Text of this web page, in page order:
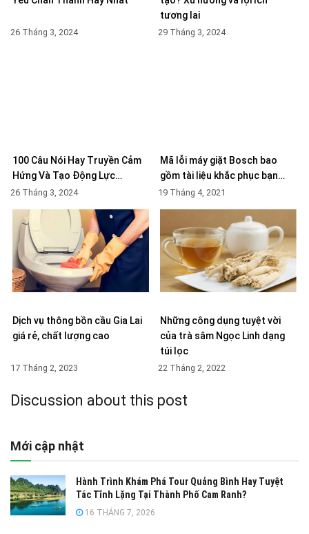
26 Tháng 3, 2024
tương lai
29 Tháng 3, 2024
100 Câu Nói Hay Truyền Cảm
Hứng Và Tạo Động Lực…
26 Tháng 3, 2024
Mã lỗi máy giặt Bosch bao
gồm tài liệu khắc phục bạn…
19 Tháng 4, 2021
Dịch vụ thông bồn cầu Gia Lai
giá rẻ, chất lượng cao
17 Tháng 2, 2023
Những công dụng tuyệt vời
của trà sâm Ngọc Linh dạng
túi lọc
22 Tháng 2, 2022
Discussion about this post
Mới cập nhật
Hành Trình Khám Phá Tour Quảng Bình Hay Tuyệt
Tác Tĩnh Lặng Tại Thành Phố Cam Ranh?
16 THÁNG 7, 2026